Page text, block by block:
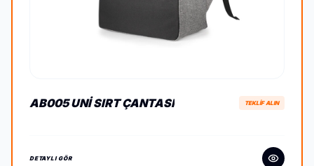
AB005 UNI SIRT ÇANTASI TEKLİF ALIN
DETAYLI GÖR